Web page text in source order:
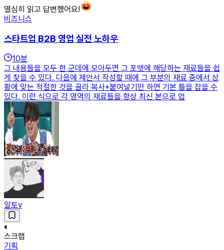
열심히 읽고 답변했어요!
비즈니스
스타트업 B2B 영업 실전 노하우
10분
그 내용들을 모두 한 군데에 모아두면 그 포맷에 해당하는 재료들을 쉽
게 찾을 수 있다. 다음에 제안서 작성할 때에 그 부분의 재료 중에서 상
황에 맞는 적절한 것을 골라 복사+붙여넣기만 하면 기본 틀을 잡을 수
있다. 이런 식으로 각 영역의 재료들을 항상 최신 본으로 업
알토v
스크랩
기획